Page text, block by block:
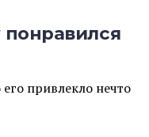
привлекло нечто